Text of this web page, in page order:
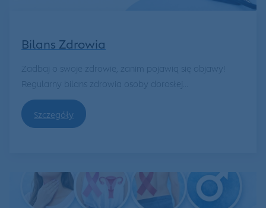
Bilans Zdrowia
Zadbaj o swoje zdrowie, zanim pojawią się objawy!
Regularny bilans zdrowia osoby dorosłej...
Szczegóły